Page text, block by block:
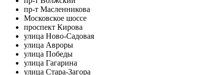
пр-т Масленникова
Московское шоссе
проспект Кирова
улица Ново-Садовая
улица Авроры
улица Победы
улица Гагарина
улица Стара-Загора